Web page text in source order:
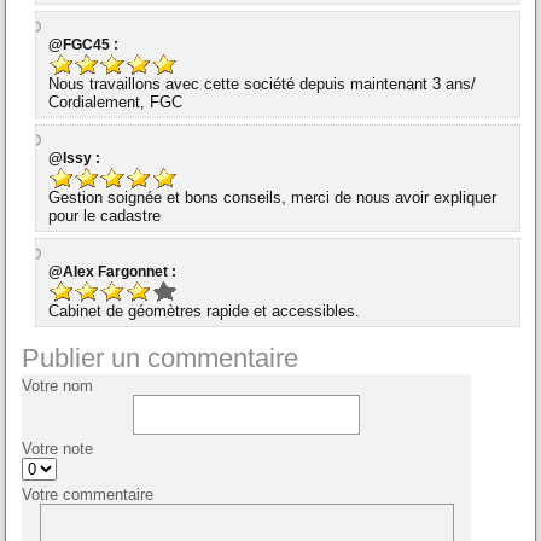
@FGC45 :
Nous travaillons avec cette société depuis maintenant 3 ans/
Cordialement, FGC
@Issy :
Gestion soignée et bons conseils, merci de nous avoir expliquer
pour le cadastre
@Alex Fargonnet :
Cabinet de géomètres rapide et accessibles.
Publier un commentaire
Votre nom
Votre note
Votre commentaire